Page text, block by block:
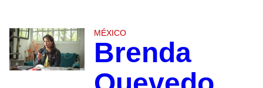
MÉXICO
Brenda